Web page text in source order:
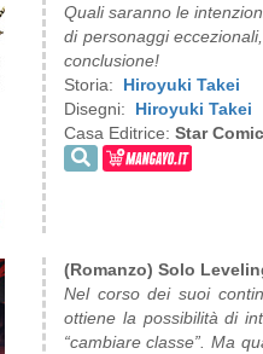
Quali saranno le
di personaggi
conclusione!
Storia: Hiroyuki Takei
Disegni: Hiroyuki Takei
Casa Editrice: Star
(Romanzo) Solo
Nel corso dei suoi
ottiene la possibilità di
“cambiare classe”. Ma